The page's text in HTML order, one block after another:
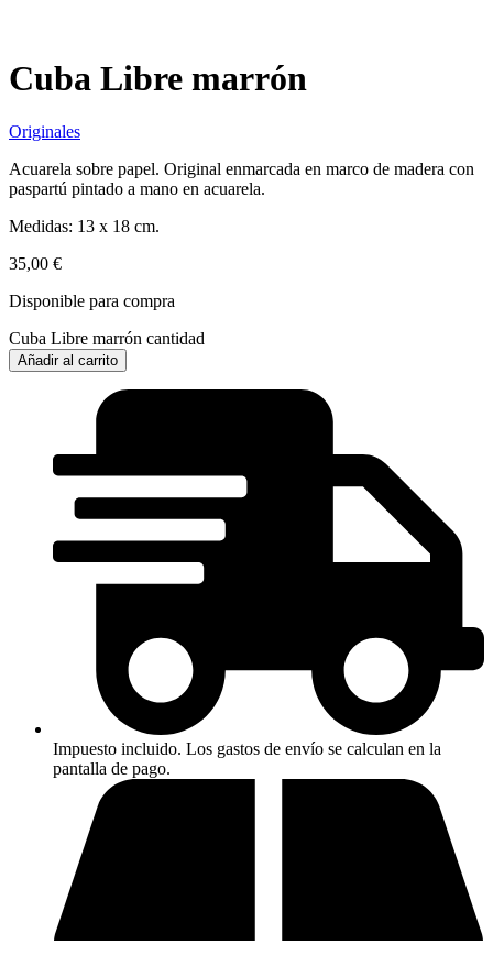
Cuba Libre marrón
Originales
Acuarela sobre papel. Original enmarcada en marco de madera con
paspartú pintado a mano en acuarela.
Medidas: 13 x 18 cm.
35,00 €
Disponible para compra
Cuba Libre marrón cantidad
Añadir al carrito
Impuesto incluido. Los gastos de envío se calculan en la
pantalla de pago.